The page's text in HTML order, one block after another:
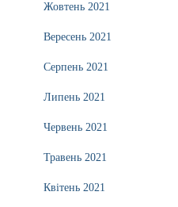
Жовтень 2021
Вересень 2021
Серпень 2021
Липень 2021
Червень 2021
Травень 2021
Квітень 2021